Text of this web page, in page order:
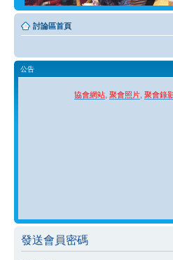
討論區首頁
公告
協會網站 聚會照片 聚會錄
發送會員密碼